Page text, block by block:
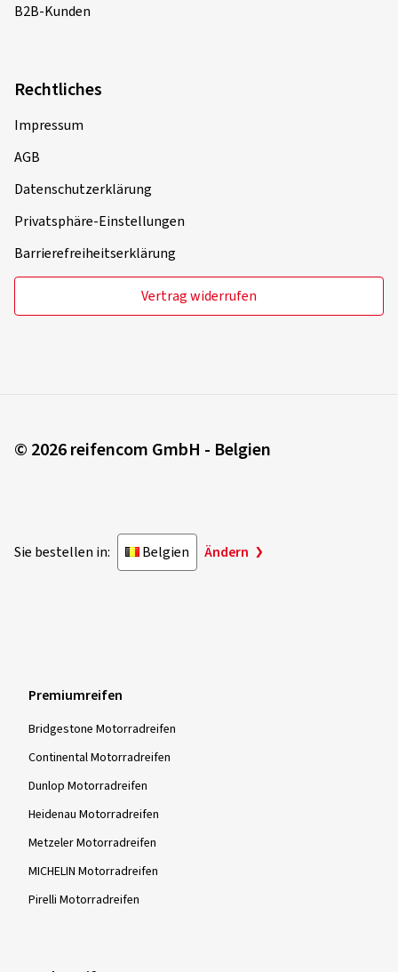
B2B-Kunden
Rechtliches
Impressum
AGB
Datenschutzerklärung
Privatsphäre-Einstellungen
Barrierefreiheitserklärung
Vertrag widerrufen
© 2026 reifencom GmbH - Belgien
Sie bestellen in: Belgien Ändern
Premiumreifen
Bridgestone Motorradreifen
Continental Motorradreifen
Dunlop Motorradreifen
Heidenau Motorradreifen
Metzeler Motorradreifen
MICHELIN Motorradreifen
Pirelli Motorradreifen